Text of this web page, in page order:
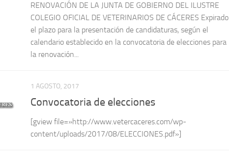
RENOVACIÓN DE LA JUNTA DE GOBIERNO DEL ILUSTRE
COLEGIO OFICIAL DE VETERINARIOS DE CÁCERES Expirado
el plazo para la presentación de candidaturas, según el
calendario establecido en la convocatoria de elecciones para
la renovación...
1 AGOSTO, 2017
Convocatoria de elecciones
[gview file=»http://www.vetercaceres.com/wp-
content/uploads/2017/08/ELECCIONES.pdf»]